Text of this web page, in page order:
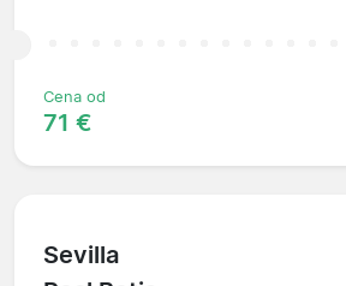
Cena od
71 €
Sevilla